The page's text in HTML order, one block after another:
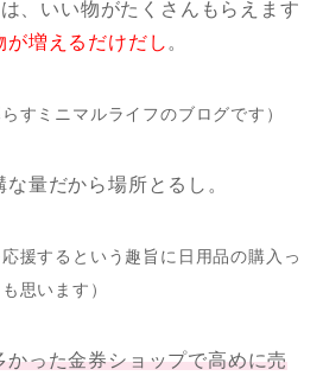
、いい物がたくさんもらえます
が増えるだけだし 。
すミニマルライフのブログです）
量だから場所とるし。
援するという趣旨に日用品の購入っ
思います）
かった金券ショップで高めに売